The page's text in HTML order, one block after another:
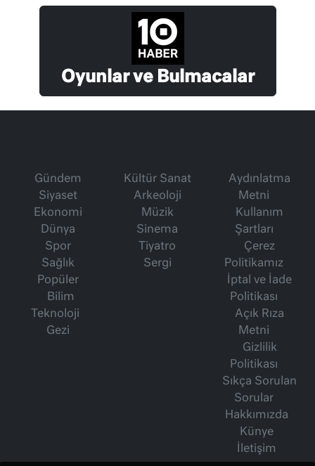
Oyunlar ve Bulmacalar
Gündem
Siyaset
Ekonomi
Dünya
Spor
Sağlık
Popüler
Bilim
Teknoloji
Gezi
Kültür Sanat
Arkeoloji
Müzik
Sinema
Tiyatro
Sergi
Aydınlatma
Metni
Kullanım
Şartları
Çerez
Politikamız
İptal ve İade
Politikası
Açık Rıza
Metni
Gizlilik
Politikası
Sıkça Sorulan
Sorular
Hakkımızda
Künye
İletişim